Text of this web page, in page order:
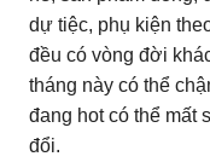
dự tiệc, phụ kiện
đều có vòng đời
tháng này có thể
đang hot có thể mất
đổi.